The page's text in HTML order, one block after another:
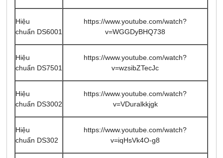
Hiệu
chuẩn DS6001
https://www.youtube.com/watch?
v=WGGDyBHQ738
Hiệu
chuẩn DS7501
https://www.youtube.com/watch?
v=wzsibZTecJc
Hiệu
chuẩn DS3002
https://www.youtube.com/watch?
v=VDuralkkjgk
Hiệu
chuẩn DS302
https://www.youtube.com/watch?
v=iqHsVk4O-g8